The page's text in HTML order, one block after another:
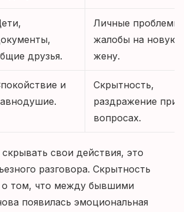
друзья.
Личные проблемы,
жалобы на новую
жену.
и
Скрытность,
раздражение при
вопросах.
свои действия, это
разговора. Скрытность
о том, что между бывшими
появилась эмоциональная